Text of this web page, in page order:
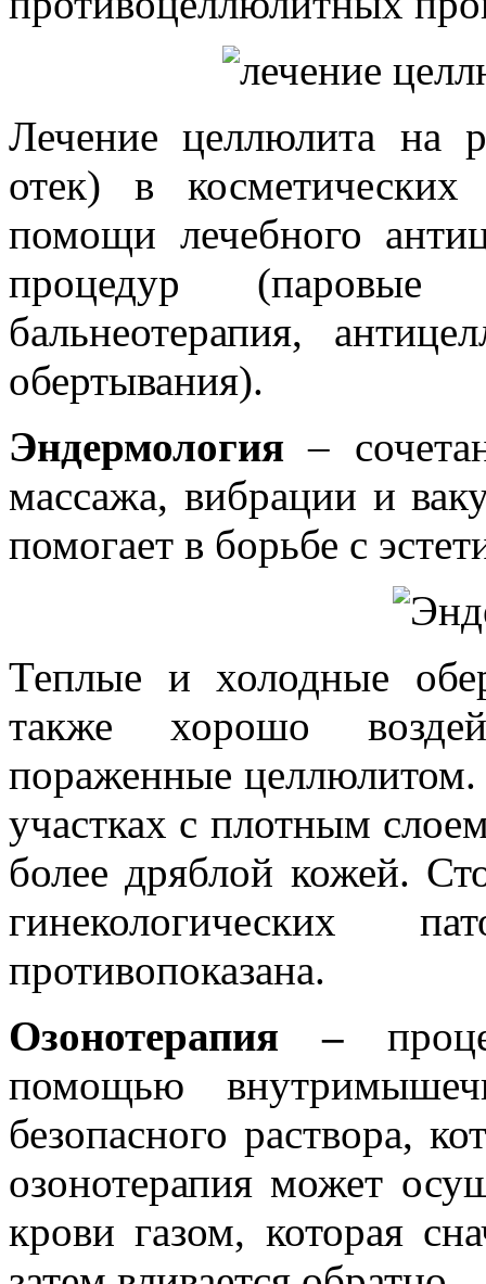
Лечение целлюлита на
отек) в косметических
помощи лечебного
процедур
бальнеотерапия,
обертывания).
Эндермология –
массажа, вибрации и
помогает в борьбе с
Теплые и холодные
также хорошо
пораженные целлюлитом.
участках с плотным
более дряблой кожей.
гинекологических
противопоказана.
Озонотерапия –
помощью
безопасного раствора,
озонотерапия может
крови газом, которая